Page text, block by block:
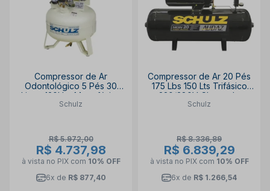
Compressor de Ar
Odontológico 5 Pés 30
Litros 120Lbs Monofásico
CSD5/30 SCHULZ
Schulz
R$ 5.972,00
R$ 4.737,98
à vista no PIX com 10% OFF
6x de R$ 877,40
Compressor de Ar 20 Pés
175 Lbs 150 Lts Trifásico
220/380V Chave de
Partida MCSV20 AUDAZ
Schulz
R$ 8.336,89
R$ 6.839,29
à vista no PIX com 10% OFF
6x de R$ 1.266,54